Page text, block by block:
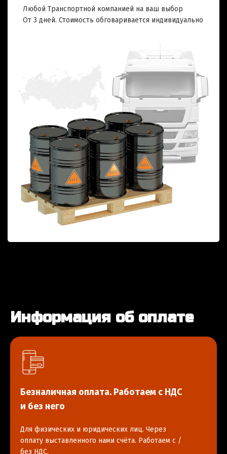
Любой Транспортной компанией на ваш выбор
От 3 дней. Стоимость обговаривается индивидуально
Информация об оплате
Безналичная оплата. Работаем с НДС
и без него
Для физических и юридических лиц. Через
оплату выставленного нами счёта. Работаем с /
без НДС.